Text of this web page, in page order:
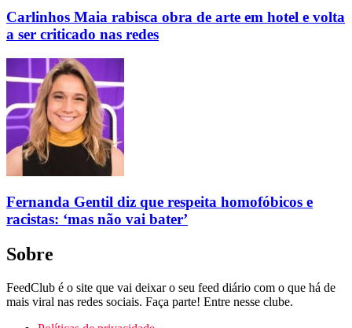
Carlinhos Maia rabisca obra de arte em hotel e volta
a ser criticado nas redes
Fernanda Gentil diz que respeita homofóbicos e
racistas: ‘mas não vai bater’
Sobre
FeedClub é o site que vai deixar o seu feed diário com o que há de
mais viral nas redes sociais. Faça parte! Entre nesse clube.